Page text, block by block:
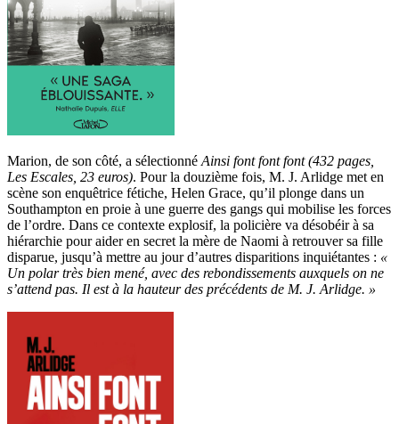
Marion, de son côté, a sélectionné Ainsi font font font (432 pages,
Les Escales, 23 euros). Pour la douzième fois, M. J. Arlidge met en
scène son enquêtrice fétiche, Helen Grace, qu’il plonge dans un
Southampton en proie à une guerre des gangs qui mobilise les forces
de l’ordre. Dans ce contexte explosif, la policière va désobéir à sa
hiérarchie pour aider en secret la mère de Naomi à retrouver sa fille
disparue, jusqu’à mettre au jour d’autres disparitions inquiétantes : «
Un polar très bien mené, avec des rebondissements auxquels on ne
s’attend pas. Il est à la hauteur des précédents de M. J. Arlidge. »